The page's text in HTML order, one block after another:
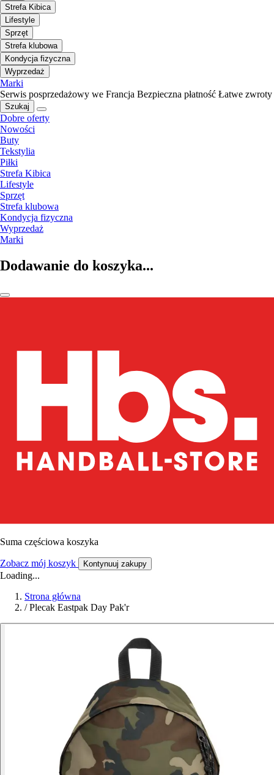
Strefa Kibica
Lifestyle
Sprzęt
Strefa klubowa
Kondycja fizyczna
Wyprzedaż
Marki
Serwis posprzedażowy we Francja Bezpieczna płatność Łatwe zwroty
Szukaj
Dobre oferty
Nowości
Buty
Tekstylia
Piłki
Strefa Kibica
Lifestyle
Sprzęt
Strefa klubowa
Kondycja fizyczna
Wyprzedaż
Marki
Dodawanie do koszyka...
Suma częściowa koszyka
Zobacz mój koszyk Kontynuuj zakupy
Loading...
Strona główna
/ Plecak Eastpak Day Pak'r